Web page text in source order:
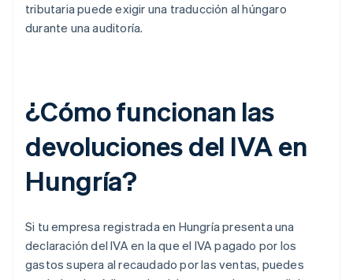
tributaria puede exigir una traducción al húngaro
durante una auditoría.
¿Cómo funcionan las
devoluciones del IVA en
Hungría?
Si tu empresa registrada en Hungría presenta una
declaración del IVA en la que el IVA pagado por los
gastos supera al recaudado por las ventas, puedes